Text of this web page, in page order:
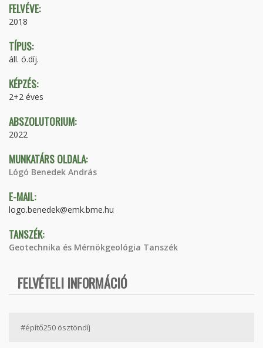
FELVÉVE:
2018
TÍPUS:
áll. ö.díj.
KÉPZÉS:
2+2 éves
ABSZOLUTORIUM:
2022
MUNKATÁRS OLDALA:
Lógó Benedek András
E-MAIL:
logo.benedek@emk.bme.hu
TANSZÉK:
Geotechnika és Mérnökgeológia Tanszék
FELVÉTELI INFORMÁCIÓ
#építő250 ösztöndíj